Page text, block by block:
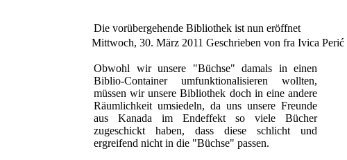
Die vorübergehende Bibliothek ist nun eröffnet
Mittwoch, 30. März 2011 Geschrieben von fra Ivica Perić
Obwohl wir unsere "Büchse" damals in einen
Biblio-Container umfunktionalisieren wollten,
müssen wir unsere Bibliothek doch in eine andere
Räumlichkeit umsiedeln, da uns unsere Freunde
aus Kanada im Endeffekt so viele Bücher
zugeschickt haben, dass diese schlicht und
ergreifend nicht in die "Büchse" passen.